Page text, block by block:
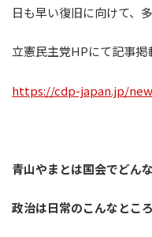
日も早い復旧に向けて、
立憲民主党HPにて記事
https://cdp-japan.jp/
青山やまとは国会でどん
政治は日常のこんなとこ